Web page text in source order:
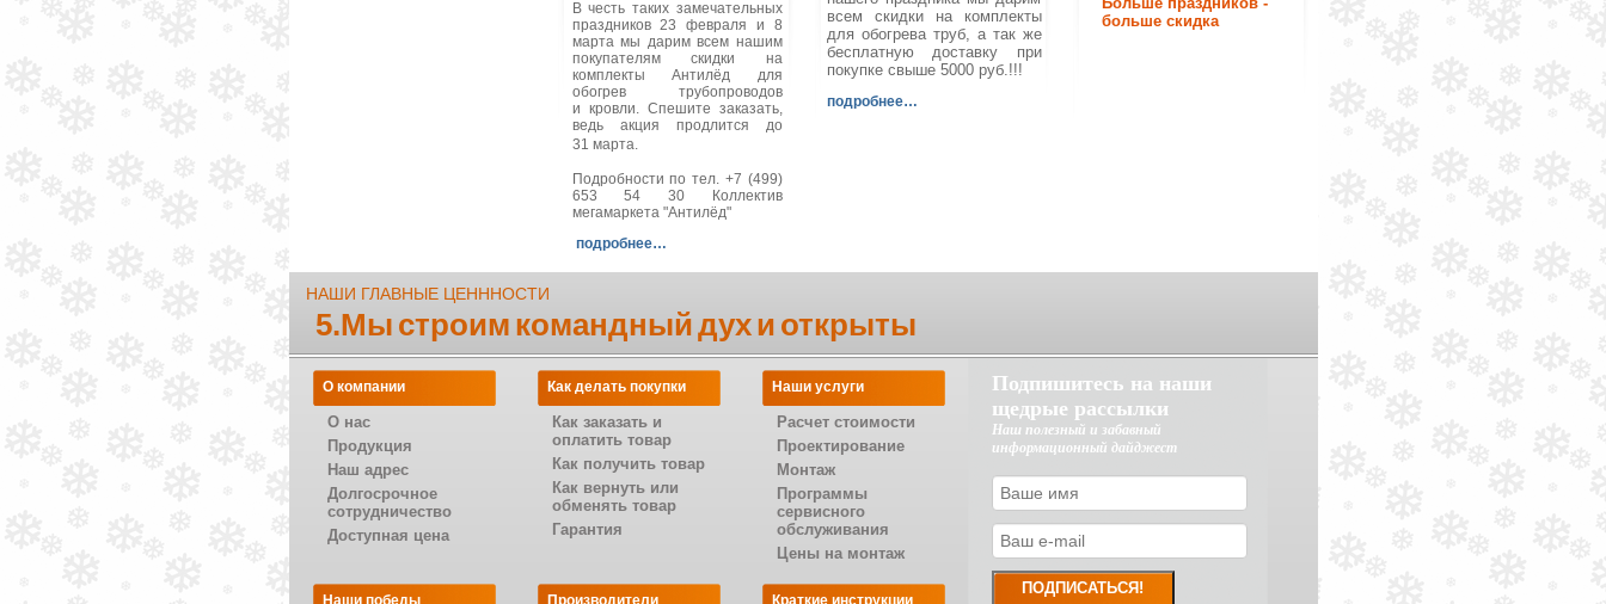
В честь таких замечательных
праздников 23 февраля и 8
марта мы дарим всем нашим
покупателям скидки на
комплекты Антилёд для
обогрев трубопроводов
и кровли. Спешите заказать,
ведь акция продлится до
31 марта.
Подробности по тел. +7 (499)
653 54 30 Коллектив
мегамаркета "Антилёд"
подробнее…
всем скидки на комплекты
для обогрева труб, а так же
бесплатную доставку при
покупке свыше 5000 руб.!!!
подробнее…
больше скидка
НАШИ ГЛАВНЫЕ ЦЕНННОСТИ
5.Мы строим командный дух и открыты
О компании
О нас
Продукция
Наш адрес
Долгосрочное
сотрудничество
Доступная цена
Как делать покупки
Как заказать и
оплатить товар
Как получить товар
Как вернуть или
обменять товар
Гарантия
Наши услуги
Расчет стоимости
Проектирование
Монтаж
Программы
сервисного
обслуживания
Цены на монтаж
Наши победы Производители Краткие инструкции
Подпишитесь на наши
щедрые рассылки
Наш полезный и забавный
информационный дайджест